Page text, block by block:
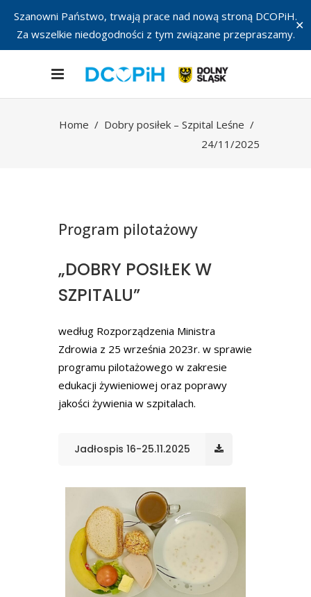
Szanowni Państwo, trwają prace nad nową stroną DCOPiH.
Za wszelkie niedogodności z tym związane przepraszamy.
✕
Home / Dobry posiłek – Szpital Leśne /
24/11/2025
Program pilotażowy
„DOBRY POSIŁEK W
SZPITALU”
według Rozporządzenia Ministra
Zdrowia z 25 września 2023r. w sprawie
programu pilotażowego w zakresie
edukacji żywieniowej oraz poprawy
jakości żywienia w szpitalach.
Jadłospis 16-25.11.2025